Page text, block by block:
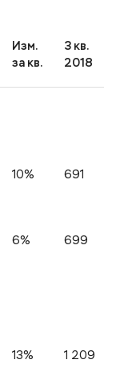
Изм.
за кв.
3 кв.
2018
10% 691
6% 699
13% 1 209